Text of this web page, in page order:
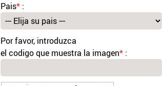
Pais* :
Por favor, introduzca
el codigo que muestra la imagen* :